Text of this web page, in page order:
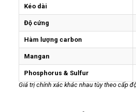
Kéo dài
Độ cứng
Hàm lượng carbon
Mangan
Phosphorus & Sulfur
Giá trị chính xác khác nhau tùy theo cấp